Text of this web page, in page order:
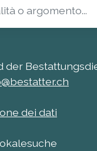
der
dei dati